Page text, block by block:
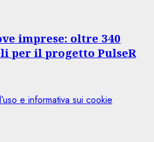
imprese: oltre 340
per il progetto PulseR
e informativa sui cookie